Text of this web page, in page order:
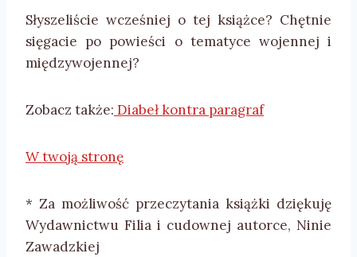
Słyszeliście wcześniej o tej książce? Chętnie
sięgacie po powieści o tematyce wojennej i
międzywojennej?
Zobacz także: Diabeł kontra paragraf
W twoją stronę
* Za możliwość przeczytania książki dziękuję
Wydawnictwu Filia i cudownej autorce, Ninie
Zawadzkiej